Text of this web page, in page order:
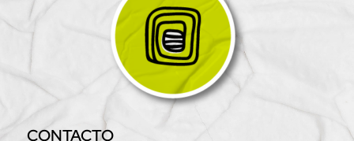
CONTACTO